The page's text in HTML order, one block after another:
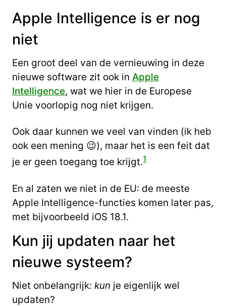
Apple Intelligence is er nog
niet
Een groot deel van de vernieuwing in deze
nieuwe software zit ook in Apple
Intelligence, wat we hier in de Europese
Unie voorlopig nog niet krijgen.
Ook daar kunnen we veel van vinden (ik heb
ook een mening 😉), maar het is een feit dat
je er geen toegang toe krijgt.1
En al zaten we niet in de EU: de meeste
Apple Intelligence-functies komen later pas,
met bijvoorbeeld iOS 18.1.
Kun jij updaten naar het
nieuwe systeem?
Niet onbelangrijk: kun je eigenlijk wel
updaten?